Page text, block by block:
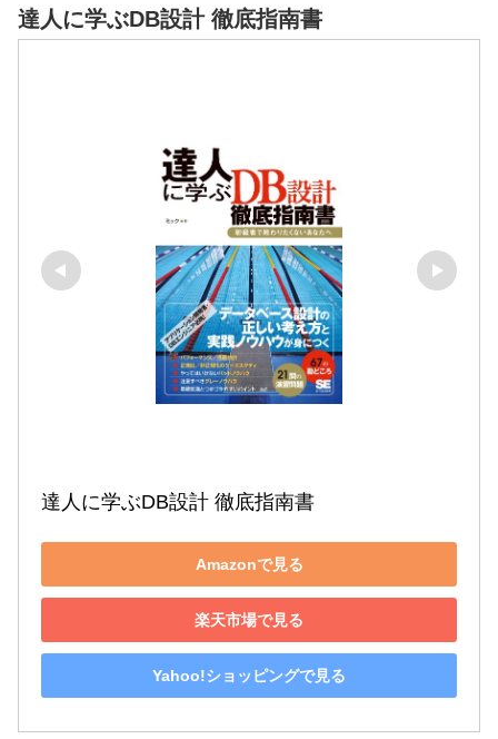
達人に学ぶDB設計 徹底指南書
達人に学ぶDB設計 徹底指南書
Amazonで見る
楽天市場で見る
Yahoo!ショッピングで見る